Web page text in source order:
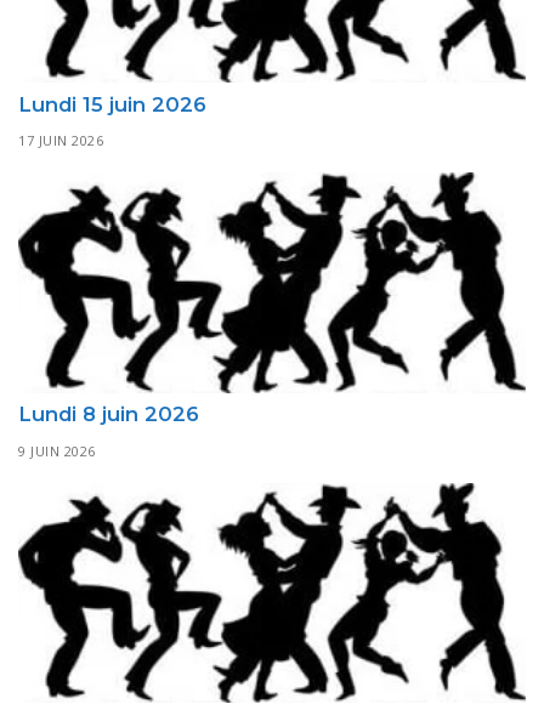
Lundi 15 juin 2026
17 JUIN 2026
Lundi 8 juin 2026
9 JUIN 2026